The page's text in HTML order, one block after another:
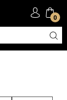
0